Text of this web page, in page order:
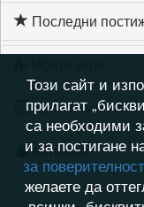
Последни
Хронология на
Активност
Този сайт и
прилагат
са необходими
и за постигане
за поверителност
желаете да